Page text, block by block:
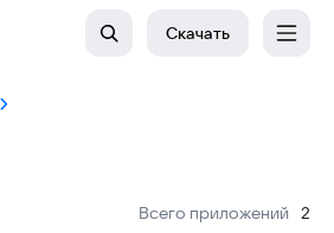
Скачать
Всего приложений
: 2